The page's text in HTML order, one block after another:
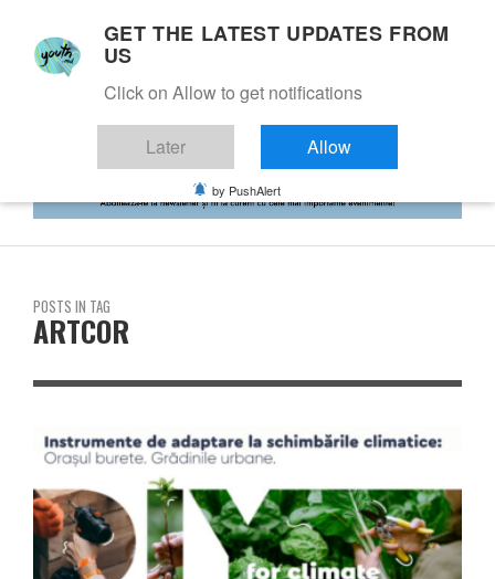
POSTS IN TAG
ARTCOR
GET THE LATEST UPDATES FROM
US
Click on Allow to get notifications
Later Allow
by PushAlert